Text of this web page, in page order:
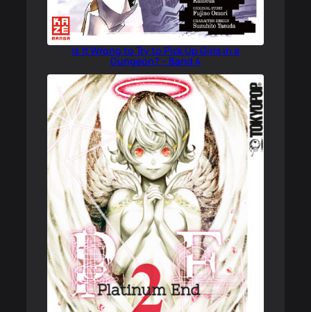
Is It Wrong to Try to Pick Up Girls in a
Dungeon? – Band 4